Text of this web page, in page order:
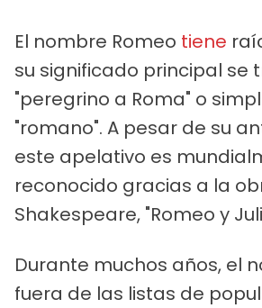
El nombre Romeo tiene
su significado principal se
"peregrino a Roma" o
"romano". A pesar de su
este apelativo es
reconocido gracias a la
Shakespeare, "Romeo y
Durante muchos años, el
fuera de las listas de